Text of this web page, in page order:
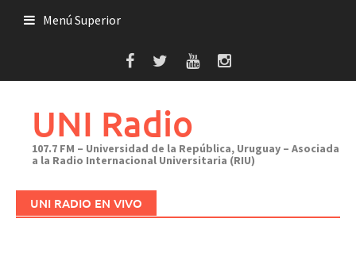
Menú Superior
UNI Radio
107.7 FM – Universidad de la República, Uruguay – Asociada
a la Radio Internacional Universitaria (RIU)
UNI RADIO EN VIVO